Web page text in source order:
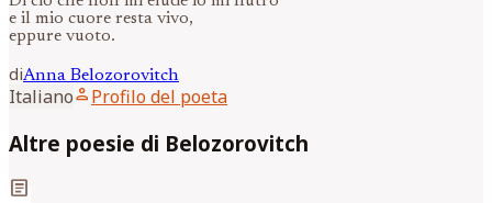
e il mio cuore resta vivo,
eppure vuoto.
diAnna Belozorovitch
Italianoperson Profilo del poeta
Altre poesie di Belozorovitch
article